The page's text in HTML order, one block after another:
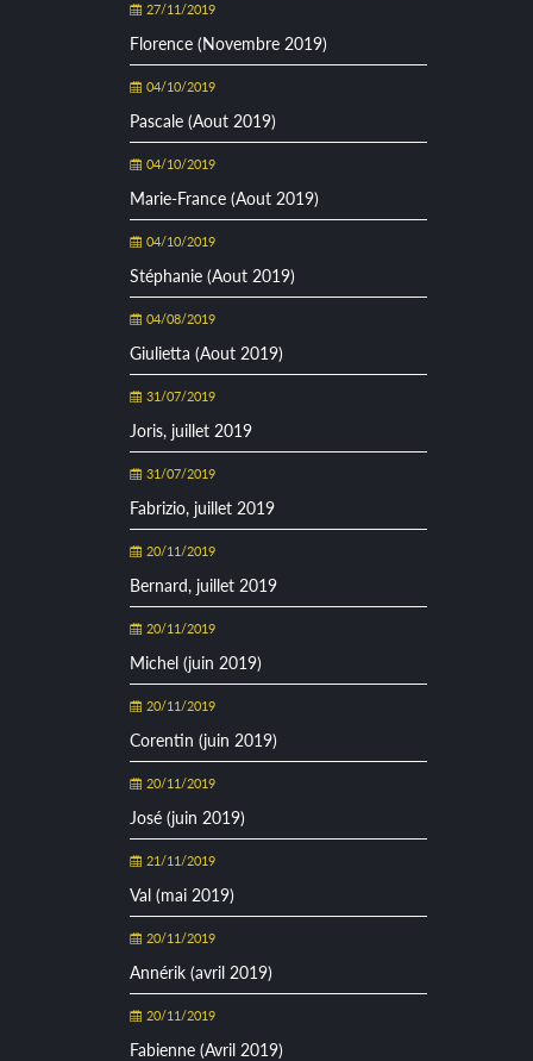
27/11/2019
Florence (Novembre 2019)
04/10/2019
Pascale (Aout 2019)
04/10/2019
Marie-France (Aout 2019)
04/10/2019
Stéphanie (Aout 2019)
04/08/2019
Giulietta (Aout 2019)
31/07/2019
Joris, juillet 2019
31/07/2019
Fabrizio, juillet 2019
20/11/2019
Bernard, juillet 2019
20/11/2019
Michel (juin 2019)
20/11/2019
Corentin (juin 2019)
20/11/2019
José (juin 2019)
21/11/2019
Val (mai 2019)
20/11/2019
Annérik (avril 2019)
20/11/2019
Fabienne (Avril 2019)